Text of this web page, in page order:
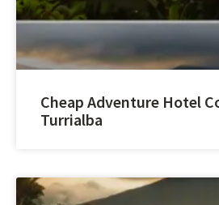
Cheap Adventure Hotel
Turrialba